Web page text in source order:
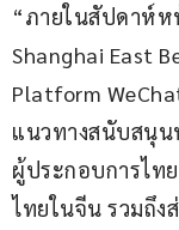
“ภายในสัปดาห์ห
Shanghai East
Platform
แนวทางสนับสนุน
ผู้ประกอบการไท
ไทยในจีน รวมถึง